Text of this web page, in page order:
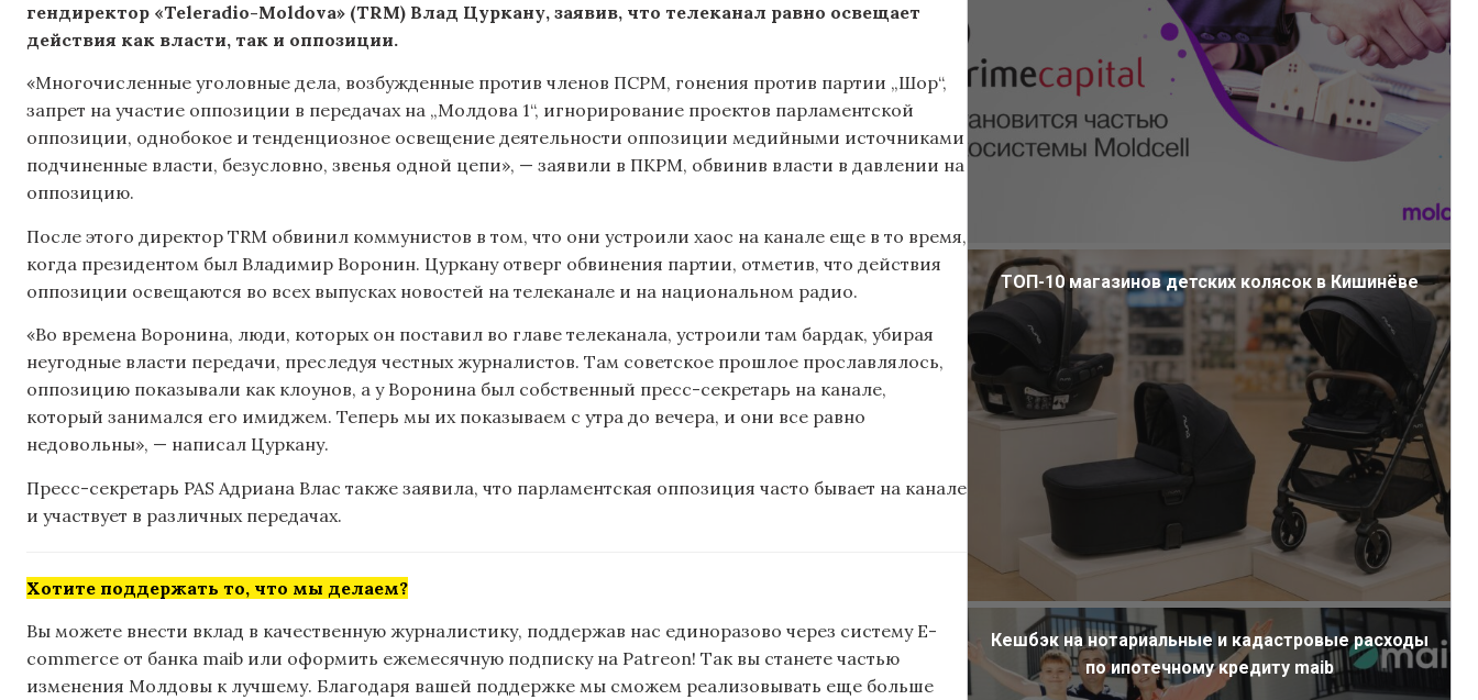
гендиректор «Teleradio-Moldova» (TRM) Влад Цуркану, заявив, что телеканал равно освещает
действия как власти, так и оппозиции.
«Многочисленные уголовные дела, возбужденные против членов ПСРМ, гонения против партии „Шор“,
запрет на участие оппозиции в передачах на „Молдова 1“, игнорирование проектов парламентской
оппозиции, однобокое и тенденциозное освещение деятельности оппозиции медийными источниками
подчиненные власти, безусловно, звенья одной цепи», — заявили в ПКРМ, обвинив власти в давлении на
оппозицию.
После этого директор TRM обвинил коммунистов в том, что они устроили хаос на канале еще в то время,
когда президентом был Владимир Воронин. Цуркану отверг обвинения партии, отметив, что действия
оппозиции освещаются во всех выпусках новостей на телеканале и на национальном радио.
«Во времена Воронина, люди, которых он поставил во главе телеканала, устроили там бардак, убирая
неугодные власти передачи, преследуя честных журналистов. Там советское прошлое прославлялось,
оппозицию показывали как клоунов, а у Воронина был собственный пресс-секретарь на канале,
который занимался его имиджем. Теперь мы их показываем с утра до вечера, и они все равно
недовольны», — написал Цуркану.
Пресс-секретарь PAS Адриана Влас также заявила, что парламентская оппозиция часто бывает на канале
и участвует в различных передачах.
Хотите поддержать то, что мы делаем?
Вы можете внести вклад в качественную журналистику, поддержав нас единоразово через систему E-
commerce от банка maib или оформить ежемесячную подписку на Patreon! Так вы станете частью
изменения Молдовы к лучшему. Благодаря вашей поддержке мы сможем реализовывать еще больше
ТОП-10 магазинов детских колясок в Кишинёве
Кешбэк на нотариальные и кадастровые расходы
по ипотечному кредиту maib